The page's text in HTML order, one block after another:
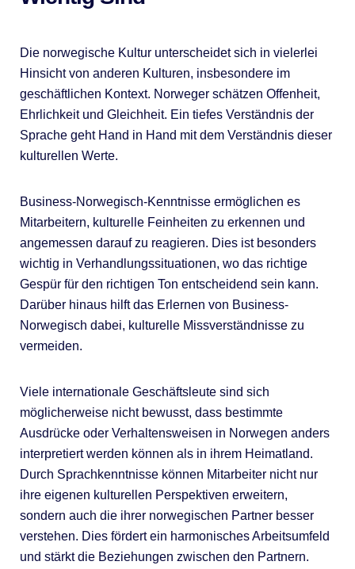
Die norwegische Kultur unterscheidet sich in vielerlei
Hinsicht von anderen Kulturen, insbesondere im
geschäftlichen Kontext. Norweger schätzen Offenheit,
Ehrlichkeit und Gleichheit. Ein tiefes Verständnis der
Sprache geht Hand in Hand mit dem Verständnis dieser
kulturellen Werte.
Business-Norwegisch-Kenntnisse ermöglichen es
Mitarbeitern, kulturelle Feinheiten zu erkennen und
angemessen darauf zu reagieren. Dies ist besonders
wichtig in Verhandlungssituationen, wo das richtige
Gespür für den richtigen Ton entscheidend sein kann.
Darüber hinaus hilft das Erlernen von Business-
Norwegisch dabei, kulturelle Missverständnisse zu
vermeiden.
Viele internationale Geschäftsleute sind sich
möglicherweise nicht bewusst, dass bestimmte
Ausdrücke oder Verhaltensweisen in Norwegen anders
interpretiert werden können als in ihrem Heimatland.
Durch Sprachkenntnisse können Mitarbeiter nicht nur
ihre eigenen kulturellen Perspektiven erweitern,
sondern auch die ihrer norwegischen Partner besser
verstehen. Dies fördert ein harmonisches Arbeitsumfeld
und stärkt die Beziehungen zwischen den Partnern.